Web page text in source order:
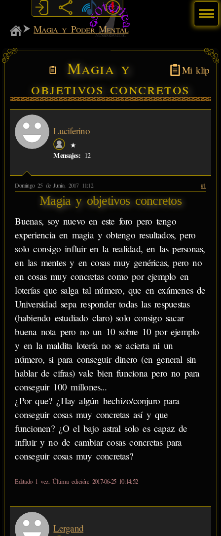
MiSabueso
Magia y Poder Mental
Mi klip
Magia y
objetivos concretos
Luciferino
★
Mensajes: 12
Domingo 25 de Junio, 2017 11:12 #1
Magia y objetivos concretos
Buenas, soy nuevo en este foro pero tengo
experiencia en magia y obtengo resultados, pero
solo consigo influir en la realidad, en las personas,
en las mentes y en cosas muy genéricas, pero no
en cosas muy concretas como por ejemplo en
loterías que salga tal número, que en exámenes de
Universidad sepa responder todas las respuestas
(habiendo estudiado claro) solo consigo sacar
buena nota pero no un 10 sobre 10 por ejemplo
y en la maldita lotería no se acierta ni un
número, si para conseguir dinero (en general sin
hablar de cifras) vale bien funciona pero no para
conseguir 100 millones...
¿Por que? ¿Hay algún hechizo/conjuro para
conseguir cosas muy concretas así y que
funcionen? ¿O el bajo astral solo es capaz de
influir y no de cambiar cosas concretas para
conseguir cosas muy concretas?
Editado 1 vez. Última edición: 2017-06-25 10:14:52
Lergand
Menú